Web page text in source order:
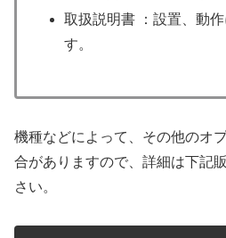
取扱説明書 ：設置、動
す。
機種などによって、その他のオ
合がありますので、詳細は下記
さい。